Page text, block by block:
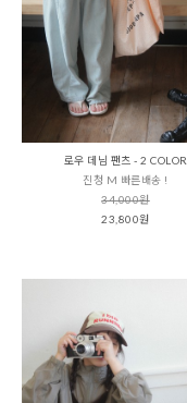
로우 데님 팬츠 - 2 COLOR
진청 M 빠른배송 !
34,000원
23,800원